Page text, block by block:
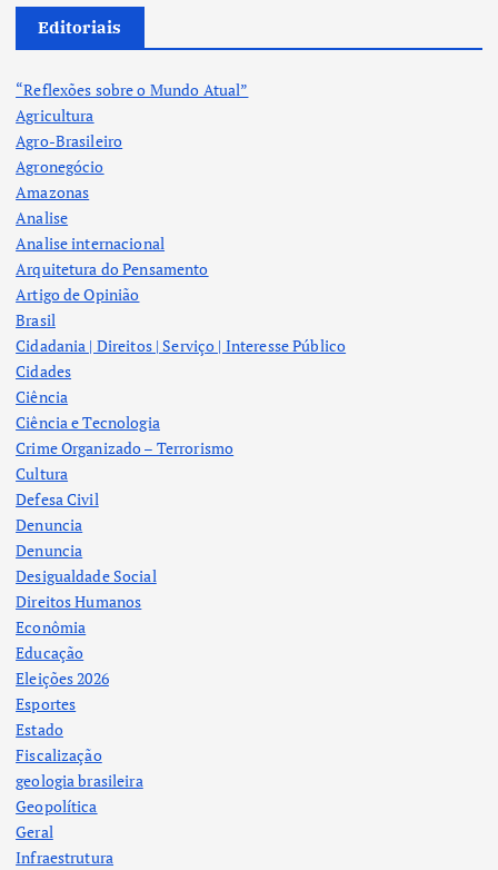
Editoriais
“Reflexões sobre o Mundo Atual”
Agricultura
Agro-Brasileiro
Agronegócio
Amazonas
Analise
Analise internacional
Arquitetura do Pensamento
Artigo de Opinião
Brasil
Cidadania | Direitos | Serviço | Interesse Público
Cidades
Ciência
Ciência e Tecnologia
Crime Organizado – Terrorismo
Cultura
Defesa Civil
Denuncia
Denuncia
Desigualdade Social
Direitos Humanos
Econômia
Educação
Eleições 2026
Esportes
Estado
Fiscalização
geologia brasileira
Geopolítica
Geral
Infraestrutura